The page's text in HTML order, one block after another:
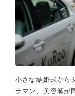
小さな結婚式から
ラマン、美容師が